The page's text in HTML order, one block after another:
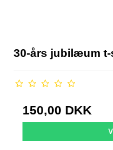
30-års jubilæum
150,00 DKK